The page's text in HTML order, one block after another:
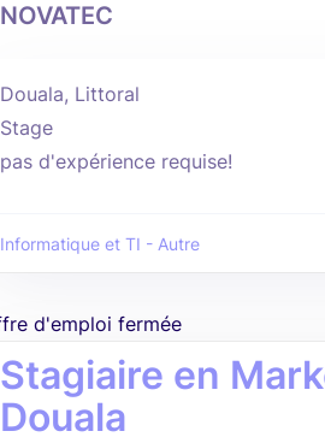
NOVATEC
Douala, Littoral
Stage
pas d'expérience requise!
Informatique et TI - Autre
d'emploi fermée
Stagiaire en
Douala